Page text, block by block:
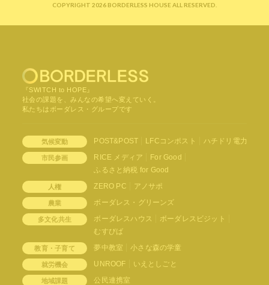
COPYRIGHT 2026 BORDERLESS HOUSE ALL RESERVED.
『SWITCH to HOPE』
社会の課題を、みんなの希望へ変えていく。
私たちはボーダレス・グループです
気候変動 POST&POST LFCコンポスト ハチドリ電力
市民参画 RICE メディア
For Good
ふるさと納税 for Good
人権 ZERO PC アノサポ
農業 ボーダレス・グリーンズ
多文化共生 ボーダレスハウス
ボーダレスビジット
むすびば
教育・子育て 夢中教室 小さな森の学童
就労機会 UNROOF いえとしごと
地域課題 公民連携室